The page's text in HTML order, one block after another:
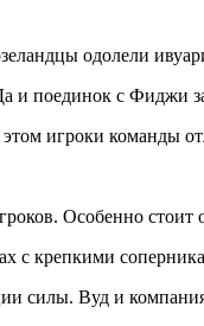
одолели
и поединок с Фиджи
игроки команды
Особенно стоит
с крепкими
силы. Вуд и